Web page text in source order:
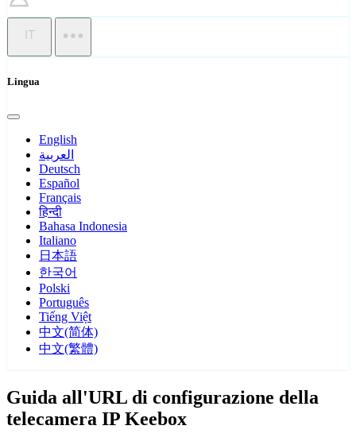
IT
Lingua
English
العربية
Deutsch
Español
Français
हिन्दी
Bahasa Indonesia
Italiano
日本語
한국어
Polski
Português
Tiếng Việt
中文(简体)
中文(繁體)
Guida all'URL di configurazione della
telecamera IP Keebox